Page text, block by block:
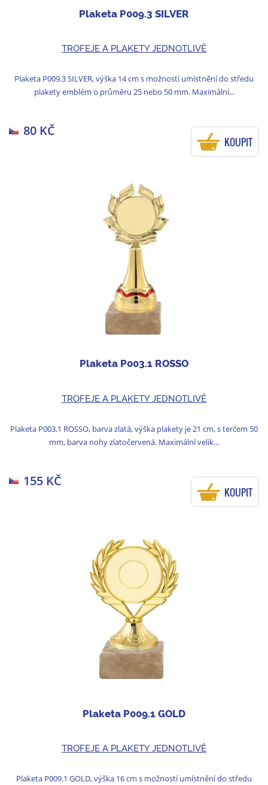
Plaketa P009.3 SILVER
TROFEJE A PLAKETY JEDNOTLIVĚ
Plaketa P009.3 SILVER, výška 14 cm s možností umístnění do středu
plakety emblém o průměru 25 nebo 50 mm. Maximální...
80 KČ
KOUPIT
Plaketa P003.1 ROSSO
TROFEJE A PLAKETY JEDNOTLIVĚ
Plaketa P003.1 ROSSO, barva zlatá, výška plakety je 21 cm, s terčem 50
mm, barva nohy zlatočervená. Maximální velik...
155 KČ
KOUPIT
Plaketa P009.1 GOLD
TROFEJE A PLAKETY JEDNOTLIVĚ
Plaketa P009.1 GOLD, výška 16 cm s možností umístnění do středu